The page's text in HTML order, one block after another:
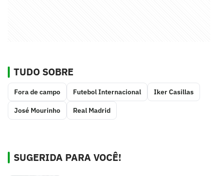
TUDO SOBRE
Fora de campo Futebol Internacional Iker Casillas
José Mourinho Real Madrid
SUGERIDA PARA VOCÊ!